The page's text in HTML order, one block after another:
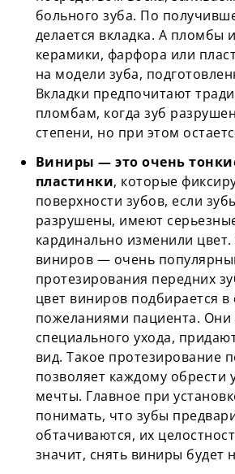
больного зуба. По
делается вкладка. А пломбы
керамики, фарфора или
на модели зуба,
Вкладки предпочитают
пломбам, когда зуб
степени, но при этом
Виниры — это очень
пластинки, которые
поверхности зубов, если
разрушены, имеют
кардинально изменили цвет.
виниров — очень
протезирования передних
цвет виниров подбирается в
пожеланиями пациента. Они
специального ухода,
вид. Такое протезирование
позволяет каждому обрести
мечты. Главное при
понимать, что зубы
обтачиваются, их
значит, снять виниры будет